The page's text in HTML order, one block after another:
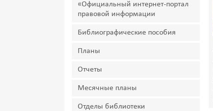
«Официальный интернет-портал
правовой информации
Библиографические пособия
Планы
Отчеты
Месячные планы
Отделы библиотеки